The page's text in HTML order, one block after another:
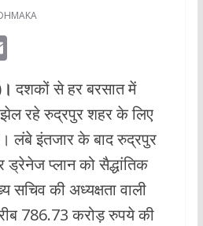
E
ai
l
दशकों से हर बरसात में
रहे रुद्रपुर शहर के लिए
लंबे इंतजार के बाद रुद्रपुर
ड्रेनेज प्लान को सैद्धांतिक
सचिव की अध्यक्षता वाली
786.73 करोड़ रुपये की